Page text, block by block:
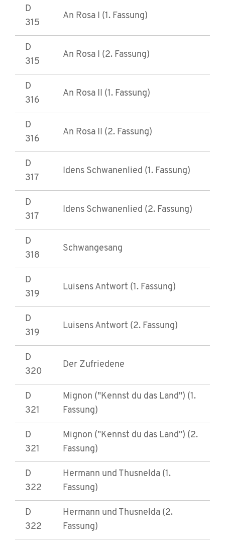
D
315
An Rosa I (1. Fassung)
D
315
An Rosa I (2. Fassung)
D
316
An Rosa II (1. Fassung)
D
316
An Rosa II (2. Fassung)
D
317
Idens Schwanenlied (1. Fassung)
D
317
Idens Schwanenlied (2. Fassung)
D
318
Schwangesang
D
319
Luisens Antwort (1. Fassung)
D
319
Luisens Antwort (2. Fassung)
D
320
Der Zufriedene
D
321
Mignon ("Kennst du das Land") (1.
Fassung)
D
321
Mignon ("Kennst du das Land") (2.
Fassung)
D
322
Hermann und Thusnelda (1.
Fassung)
D
322
Hermann und Thusnelda (2.
Fassung)